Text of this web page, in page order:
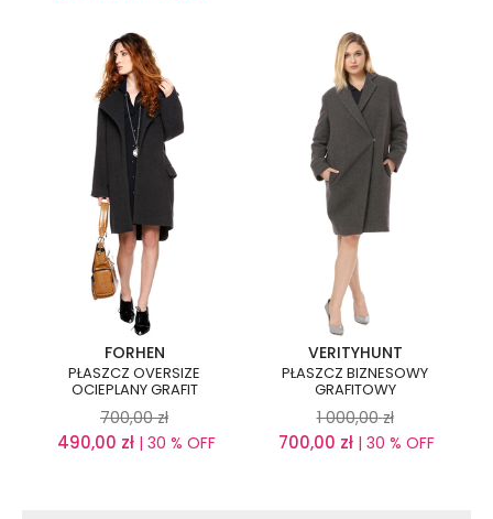
FORHEN
PŁASZCZ OVERSIZE
OCIEPLANY GRAFIT
700,00 zł
490,00 zł| 30 % OFF
VERITYHUNT
PŁASZCZ BIZNESOWY
GRAFITOWY
1 000,00 zł
700,00 zł | 30 % OFF